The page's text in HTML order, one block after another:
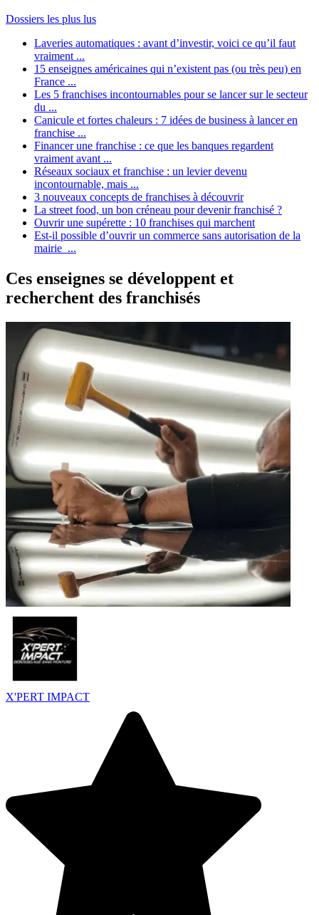
Dossiers les plus lus
Laveries automatiques : avant d’investir, voici ce qu’il faut
vraiment ...
15 enseignes américaines qui n’existent pas (ou très peu) en
France ...
Les 5 franchises incontournables pour se lancer sur le secteur
du ...
Canicule et fortes chaleurs : 7 idées de business à lancer en
franchise ...
Financer une franchise : ce que les banques regardent
vraiment avant ...
Réseaux sociaux et franchise : un levier devenu
incontournable, mais ...
3 nouveaux concepts de franchises à découvrir
La street food, un bon créneau pour devenir franchisé ?
Ouvrir une supérette : 10 franchises qui marchent
Est-il possible d’ouvrir un commerce sans autorisation de la
mairie ...
Ces enseignes se développent et
recherchent des franchisés
X'PERT IMPACT